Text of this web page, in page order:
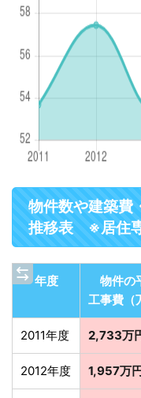
物件数や建築費
推移表 ※居住
年度
物件の
工事費（
2011年度 2,733万
2012年度 1,957万円